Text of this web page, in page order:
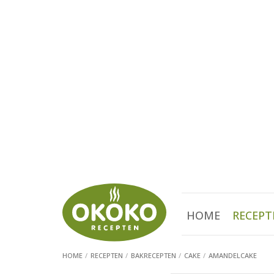
HOME
HOME RECEPTEN BAKRECEPTEN CAKE AMANDELCAKE